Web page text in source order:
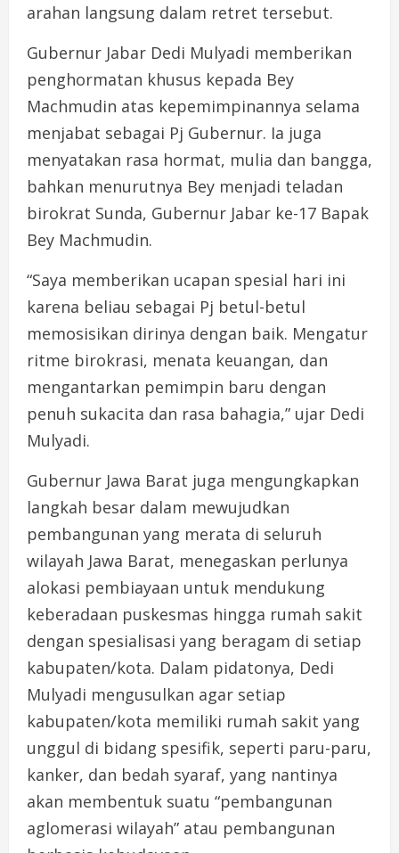
arahan langsung dalam retret tersebut.
Gubernur Jabar Dedi Mulyadi memberikan
penghormatan khusus kepada Bey
Machmudin atas kepemimpinannya selama
menjabat sebagai Pj Gubernur. Ia juga
menyatakan rasa hormat, mulia dan bangga,
bahkan menurutnya Bey menjadi teladan
birokrat Sunda, Gubernur Jabar ke-17 Bapak
Bey Machmudin.
“Saya memberikan ucapan spesial hari ini
karena beliau sebagai Pj betul-betul
memosisikan dirinya dengan baik. Mengatur
ritme birokrasi, menata keuangan, dan
mengantarkan pemimpin baru dengan
penuh sukacita dan rasa bahagia,” ujar Dedi
Mulyadi.
Gubernur Jawa Barat juga mengungkapkan
langkah besar dalam mewujudkan
pembangunan yang merata di seluruh
wilayah Jawa Barat, menegaskan perlunya
alokasi pembiayaan untuk mendukung
keberadaan puskesmas hingga rumah sakit
dengan spesialisasi yang beragam di setiap
kabupaten/kota. Dalam pidatonya, Dedi
Mulyadi mengusulkan agar setiap
kabupaten/kota memiliki rumah sakit yang
unggul di bidang spesifik, seperti paru-paru,
kanker, dan bedah syaraf, yang nantinya
akan membentuk suatu “pembangunan
aglomerasi wilayah” atau pembangunan